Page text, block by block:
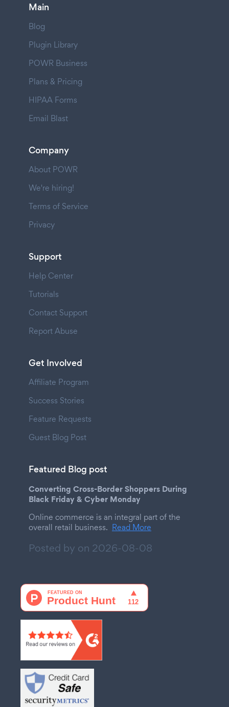
Main
Blog
Plugin Library
POWR Business
Plans & Pricing
HIPAA Forms
Email Blast
Company
About POWR
We're hiring!
Terms of Service
Privacy
Support
Help Center
Tutorials
Contact Support
Report Abuse
Get Involved
Affiliate Program
Success Stories
Feature Requests
Guest Blog Post
Featured Blog post
Converting Cross-Border Shoppers During
Black Friday & Cyber Monday
Online commerce is an integral part of the
overall retail business. Read More
Posted by on 2026-08-08